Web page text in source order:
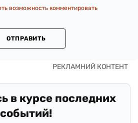
возможность комментировать
ОТПРАВИТЬ
в курсе последних
событий!